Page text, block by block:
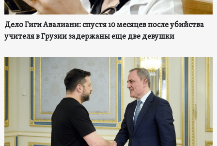
Дело Гиги Авалиани: спустя 10 месяцев после убийства
учителя в Грузии задержаны еще две девушки